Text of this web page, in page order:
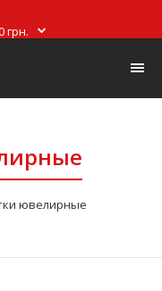
грн.
ювелирные